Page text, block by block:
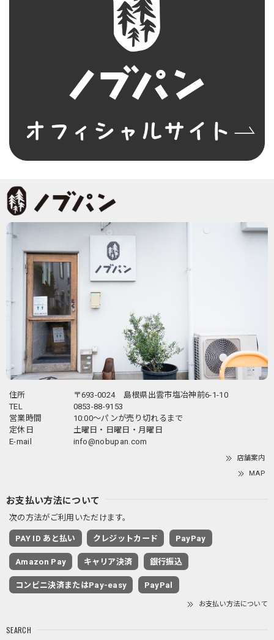
住所
〒693-0024 島根県出雲市塩冶神前6-1-10
TEL
0853-88-9153
営業時間
10:00～パンが売り切れるまで
定休日
土曜日・日曜日・月曜日
E-mail
info@nobupan.com
店舗案内
MAP
お支払い方法について
次の方法がご利用いただけます。
PAY ID あと払い クレジットカード PayPay
Amazon Pay キャリア決済 銀行振込
コンビニ決済またはPay-easy PayPal
お支払い方法について
SEARCH